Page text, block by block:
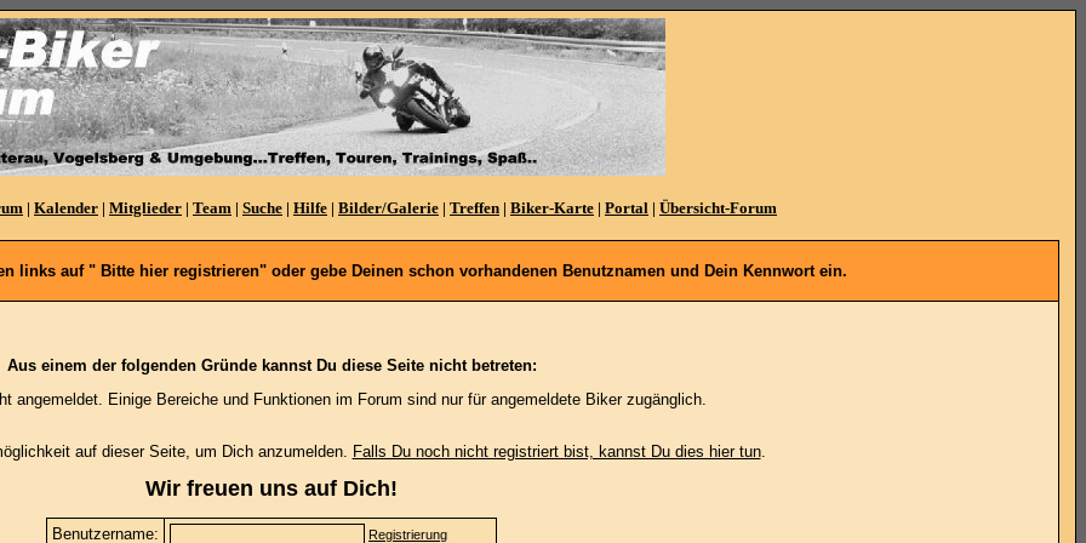
| Kalender | Mitglieder | Team | Suche | Hilfe | Bilder/Galerie | Treffen | Biker-Karte | Portal | Übersicht-Forum
links auf " Bitte hier registrieren" oder gebe Deinen schon vorhandenen Benutznamen und Dein Kennwort ein.
Aus einem der folgenden Gründe kannst Du diese Seite nicht betreten:
angemeldet. Einige Bereiche und Funktionen im Forum sind nur für angemeldete Biker zugänglich.
auf dieser Seite, um Dich anzumelden. Falls Du noch nicht registriert bist, kannst Du dies hier tun.
Wir freuen uns auf Dich!
Benutzername: Registrierung